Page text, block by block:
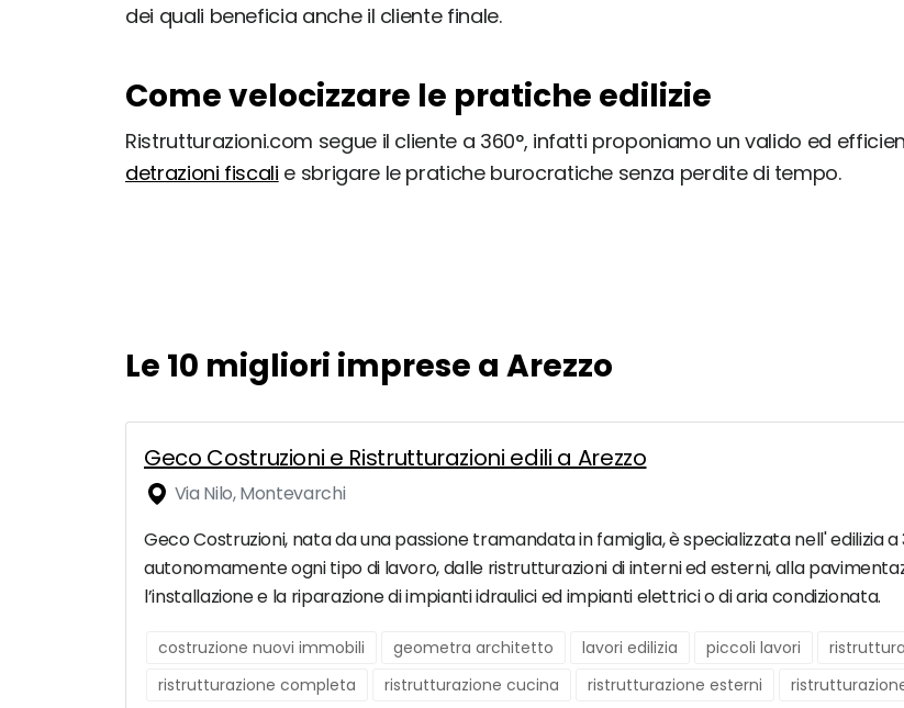
dei quali beneficia anche il cliente finale.
Come velocizzare le pratiche edilizie
Ristrutturazioni.com segue il cliente a 360°, infatti proponiamo un valido ed
detrazioni fiscali e sbrigare le pratiche burocratiche senza perdite di tempo.
Le 10 migliori imprese a Arezzo
Geco Costruzioni e Ristrutturazioni edili a Arezzo
Via Nilo, Montevarchi
Geco Costruzioni, nata da una passione tramandata in famiglia, è specializzata nell' edilizia
autonomamente ogni tipo di lavoro, dalle ristrutturazioni di interni ed esterni, alla
l’installazione e la riparazione di impianti idraulici ed impianti elettrici o di aria condizionata.
costruzione nuovi immobili geometra architetto lavori edilizia piccoli lavori
ristrutturazione completa
ristrutturazione cucina ristrutturazione esterni